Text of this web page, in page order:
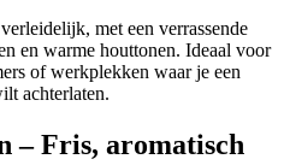
met een verrassende
en warme houttonen. Ideaal voor
of werkplekken waar je een
achterlaten.
– Fris, aromatisch